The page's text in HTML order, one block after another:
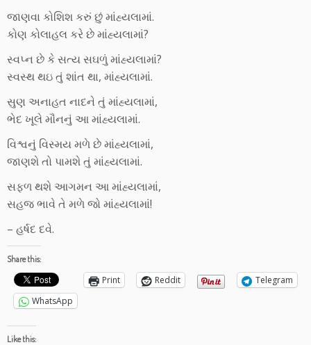
જાણવા કોશિશ કરું છું માંહ્યલામાં.
કોણ કોલાહલ કરે છે માંહ્યલામાં?
સ્વપ્ન છે કે સત્ય સઘળું માંહ્યલામાં?
સ્વસ્થ થઇ તું શાંત થા, માંહ્યલામાં.
સુણ અનાહત નાદને તું માંહ્યલામાં,
ભેદ ખૂલે મૌનનું આ માંહ્યલામાં.
વિશ્વનું વિસ્મય મળે છે માંહ્યલામાં,
જાણશે તો પામશે તું માંહ્યલામાં.
સફળ થશે આગમન આ માંહ્યલામાં,
સહજ ભાવે તે મળે જો માંહ્યલામાં!
– હર્ષદ દવે.
Share this:
Print Reddit
Telegram
WhatsApp
Like this: